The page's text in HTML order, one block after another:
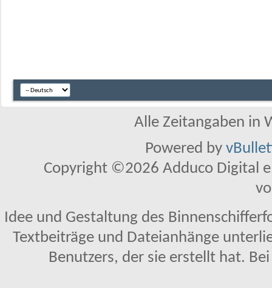
Alle Zeitangaben in
Powered by
Copyright ©2026 Adduco Digital
Idee und Gestaltung des
Textbeiträge und Dateianhänge
Benutzers, der sie erstellt hat.